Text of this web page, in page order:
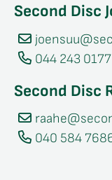
Second Disc
044 243 0177
Second Disc
040 584